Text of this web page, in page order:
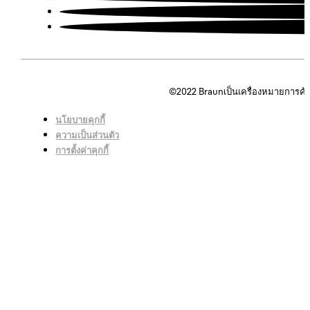
©2022 Braunเป็นเครื่องหมายการ
นโยบายคุกกี้
ความเป็นส่วนตัว
การตั้งค่าคุกกี้